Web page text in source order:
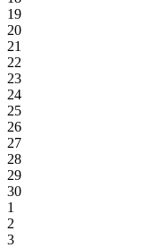
19
20
21
22
23
24
25
26
27
28
29
30
1
2
3